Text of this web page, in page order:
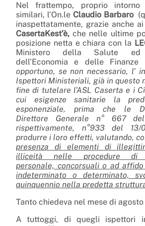
Nel frattempo, proprio
similari, l’On.le Claudio Barbaro
inaspettatamente, grazie anche
CasertaKest’è, che nelle ultime
posizione netta e chiara con la
Ministero della Salute
dell’Economia e delle Finanze
opportuno, se non necessario, l’
Ispettori Ministeriali, già in questo
fine di tutelare l’ASL Caserta e i
cui esigenze sanitarie la
esponenziale, prima che le
Direttore Generale n° 667
rispettivamente, n°933 del 13/
produrre i loro effetti, valutando,
presenza di elementi di
illiceità nelle procedure di
personale, concorsuali o ad
indeterminato o determinato,
quinquennio nella predetta
Tanto chiedeva nel mese di
A tuttoggi, di quegli ispettori